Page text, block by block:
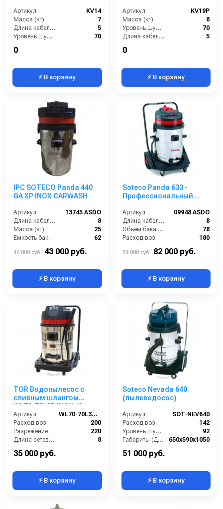
Артикул:
KV14
Масса (кг):
7
Длина кабеля (м):
5
Уровень шума (дБ):
70
0
⚡ В корзину
Артикул:
KV19P
Масса (кг):
8
Уровень шума (дБ):
70
Длина кабеля (м):
5
0
⚡ В корзину
IPC SOTECO Panda 440
GA XP INOX CARWASH
Артикул:
13745 ASDO
Длина кабеля (м):
8
Масса (кг):
25
Емкость бака для мусора (л):
62
46 000 руб. 43 000 руб.
⚡ В корзину
Soteco Panda 633 -
Профессиональный
Артикул:
09948 ASDO
Длина кабеля (м):
8
Объем бака (л):
78
Расход воздуха (л/сек):
180
89 000 руб. 82 000 руб.
⚡ В корзину
TOR Водопылесос с
сливным шлангом
WL70-70L3B INOX (3
мотора)
Артикул:
WL70-70L3B INOX
Расход воздуха (л/сек):
200
Разрежение / сила всасывания (мбар):
220
Длина сетевого шнура (м):
8
35 000 руб.
⚡ В корзину
Soteco Nevada 640
(пылеводосос)
Артикул:
SOT-NEV640
Расход воздуха (л/сек):
142
Уровень шума (дБ(А)):
92
Габариты (ДхШхВ):
650х590х1050
51 000 руб.
⚡ В корзину